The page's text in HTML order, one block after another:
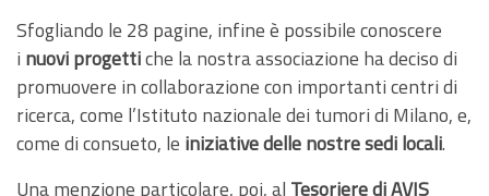
Sfogliando le 28 pagine, infine è possibile conoscere
i nuovi progettiche la nostra associazione ha deciso di
promuovere in collaborazione con importanti centri di
ricerca, come l’Istituto nazionale dei tumori di Milano, e,
come di consueto, le iniziative delle nostre sedi locali.
Una menzione particolare, poi, al Tesoriere di AVIS